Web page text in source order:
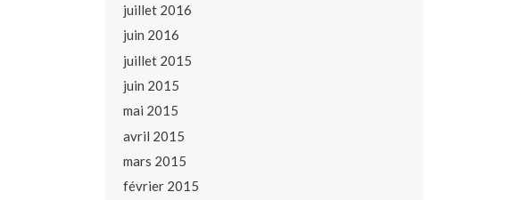
juillet 2016
juin 2016
juillet 2015
juin 2015
mai 2015
avril 2015
mars 2015
février 2015